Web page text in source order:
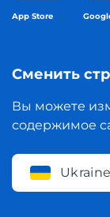
App Store
Сменить
Вы можете
содержимое
Ukraine